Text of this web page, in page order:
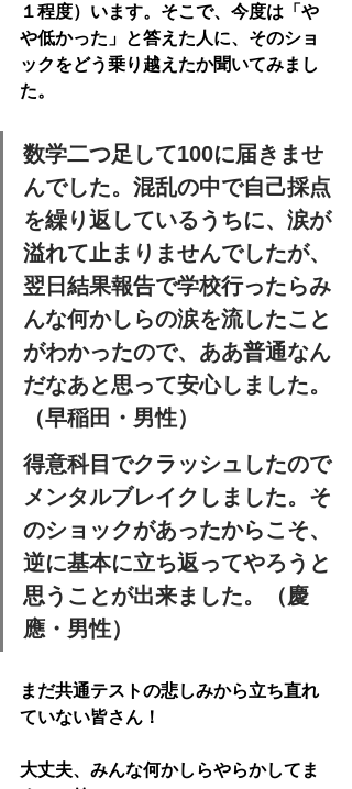
１程度）います。そこで、今度は「や
や低かった」と答えた人に、そのショ
ックをどう乗り越えたか聞いてみまし
た。
数学二つ足して100に届きませ
んでした。混乱の中で自己採点
を繰り返しているうちに、涙が
溢れて止まりませんでしたが、
翌日結果報告で学校行ったらみ
んな何かしらの涙を流したこと
がわかったので、ああ普通なん
だなあと思って安心しました。
（早稲田・男性）
得意科目でクラッシュしたので
メンタルブレイクしました。そ
のショックがあったからこそ、
逆に基本に立ち返ってやろう と
思うことが出来ました。（慶
應・男性）
まだ共通テストの悲しみから立ち直れ
ていない皆さん！
大丈夫、みんな何かしらやらかしてま